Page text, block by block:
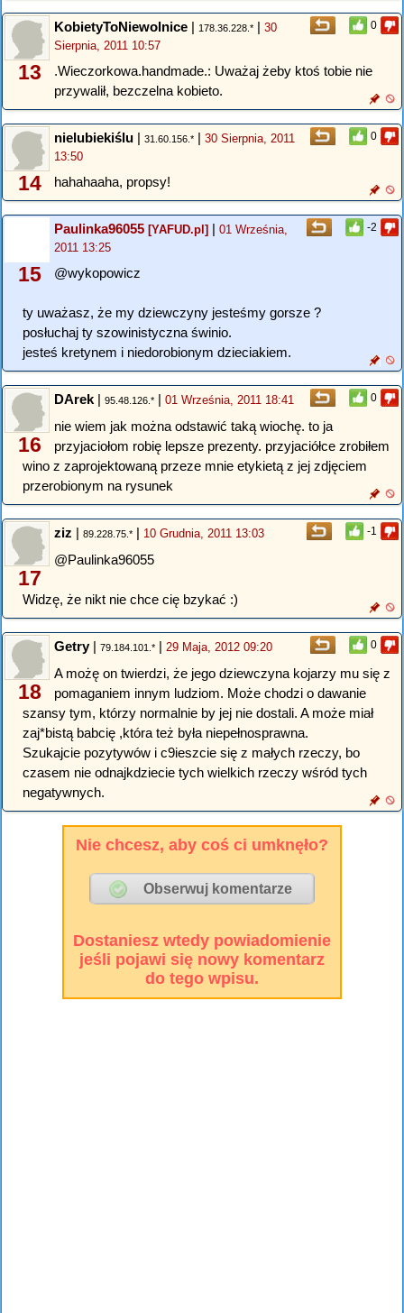
0
13
KobietyToNiewolnice | 178.36.228.* | 30
Sierpnia, 2011 10:57
.Wieczorkowa.handmade.: Uważaj żeby ktoś tobie nie
przywalił, bezczelna kobieto.
0
14
nielubiekiślu | 31.60.156.* | 30 Sierpnia, 2011
13:50
hahahaaha, propsy!
-2
15
Paulinka96055 [YAFUD.pl] | 01 Września,
2011 13:25
@wykopowicz
ty uważasz, że my dziewczyny jesteśmy gorsze ?
posłuchaj ty szowinistyczna świnio.
jesteś kretynem i niedorobionym dzieciakiem.
0
16
DArek | 95.48.126.* | 01 Września, 2011 18:41
nie wiem jak można odstawić taką wiochę. to ja
przyjaciołom robię lepsze prezenty. przyjaciółce zrobiłem
wino z zaprojektowaną przeze mnie etykietą z jej zdjęciem
przerobionym na rysunek
-1
17
ziz | 89.228.75.* | 10 Grudnia, 2011 13:03
@Paulinka96055
Widzę, że nikt nie chce cię bzykać :)
0
18
Getry| 79.184.101.* | 29 Maja, 2012 09:20
A możę on twierdzi, że jego dziewczyna kojarzy mu się z
pomaganiem innym ludziom. Może chodzi o dawanie
szansy tym, którzy normalnie by jej nie dostali. A może miał
zaj*bistą babcię ,która też była niepełnosprawna.
Szukajcie pozytywów i c9ieszcie się z małych rzeczy, bo
czasem nie odnajkdziecie tych wielkich rzeczy wśród tych
negatywnych.
Nie chcesz, aby coś ci umknęło?
Dostaniesz wtedy powiadomienie
jeśli pojawi się nowy komentarz
do tego wpisu.